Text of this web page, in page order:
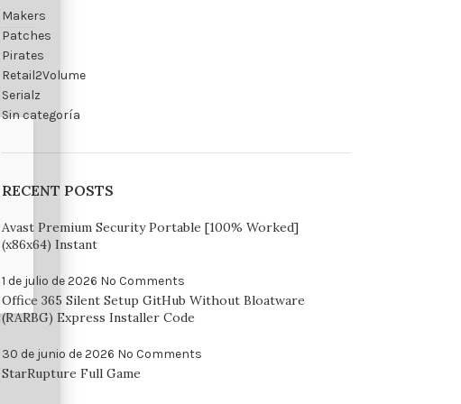
Makers
Patches
Pirates
Retail2Volume
Serialz
Sin categoría
RECENT POSTS
Avast Premium Security Portable [100% Worked]
(x86x64) Instant
1 de julio de 2026 No Comments
Office 365 Silent Setup GitHub Without Bloatware
(RARBG) Express Installer Code
30 de junio de 2026 No Comments
StarRupture Full Game